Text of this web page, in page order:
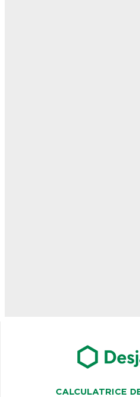
CALCULATRICE